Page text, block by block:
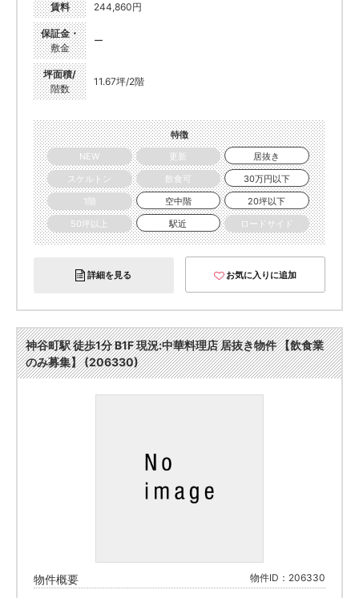
賃料 244,860円
保証金・
敷金
ー
坪面積/
階数
11.67坪/2階
特徴
NEW
更新
居抜き
スケルトン
飲食可
30万円以下
1階
空中階
20坪以下
50坪以上
駅近 ロードサイド
詳細を見る お気に入りに追加
神谷町駅 徒歩1分 B1F 現況:中華料理店 居抜き物件 【飲食業
のみ募集】 (206330)
物件概要 物件ID：206330